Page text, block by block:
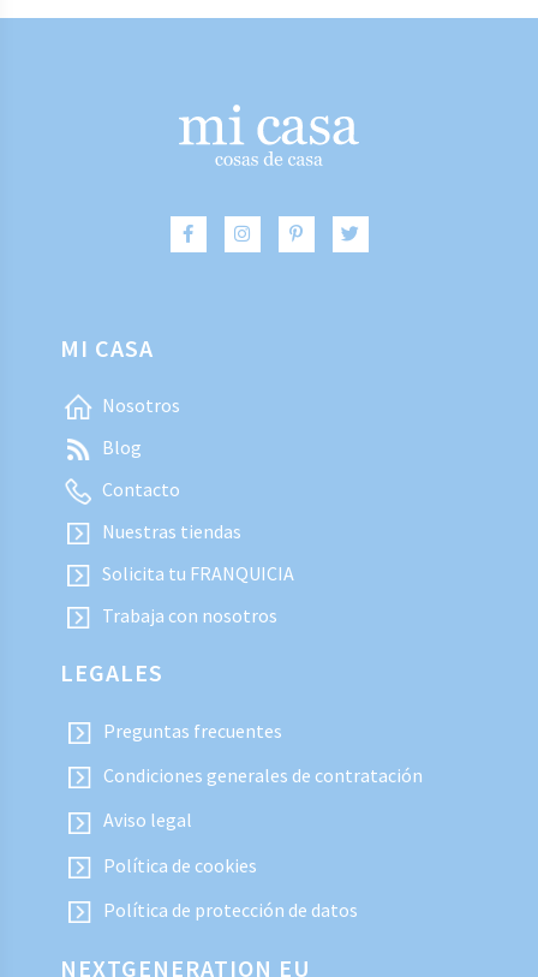
MI CASA
Nosotros
Blog
Contacto
Nuestras tiendas
Solicita tu FRANQUICIA
Trabaja con nosotros
LEGALES
Preguntas frecuentes
Condiciones generales de contratación
Aviso legal
Política de cookies
Política de protección de datos
NEXTGENERATION EU